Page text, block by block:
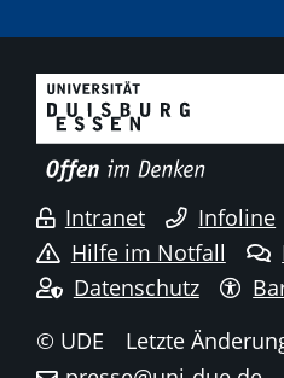
Intranet
Infoline
Hilfe im Notfall
Datenschutz
© UDE
Letzte